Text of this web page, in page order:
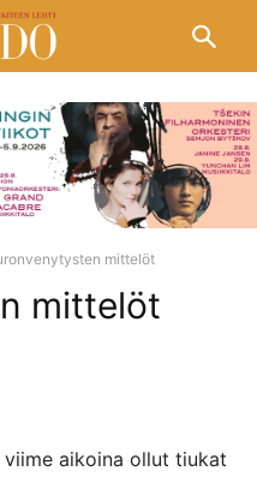
mittelöt
mittelöt
aikoina ollut tiukat